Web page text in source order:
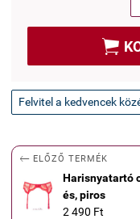

Felvitel a kedvencek
 ELŐZŐ TERMÉK
Harisnyatartó
és, piros
2 490 Ft